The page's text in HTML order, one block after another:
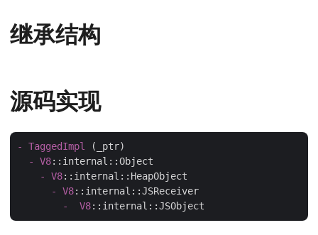
继承结构
源码实现
- TaggedImpl (_ptr)
-
V8::internal ::Object
-
V8::internal ::HeapObject
-
V8::internal ::JSReceiver
-
V8::internal ::JSObject